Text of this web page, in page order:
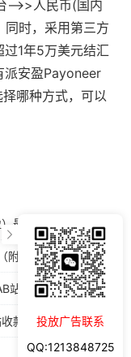
-->>人民币(国内
时，采用第三方
1年5万美元结汇
派安盈Payoneer
哪种方式，可以
独立站收款方式——Payoneer（派安盈）最全注册图文教程，全面了解收款、提现常见问题
独立站卖家如何解决独立站收款问题？（附东南亚、拉美等地区比较常见的支付方式）
F牌独立站收款：避坑指南---浅聊主流AB站轮询收款和信用卡收款的优劣势。
一次搞定2025年外贸、亚马逊、独立站收款：派安盈payoneer注册图文教程
投放广告联系
QQ:1213848725